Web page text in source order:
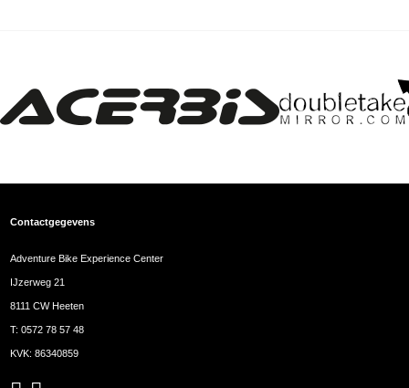
Contactgegevens
Adventure Bike Experience Center
IJzerweg 21
8111 CW Heeten
T:0572 78 57 48
KVK: 86340859